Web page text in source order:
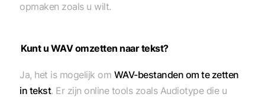
opmaken zoals u wilt.
Kunt u WAV omzetten naar tekst?
Ja, het is mogelijk om WAV-bestanden om te zetten
in tekst. Er zijn online tools zoals Audiotype die u